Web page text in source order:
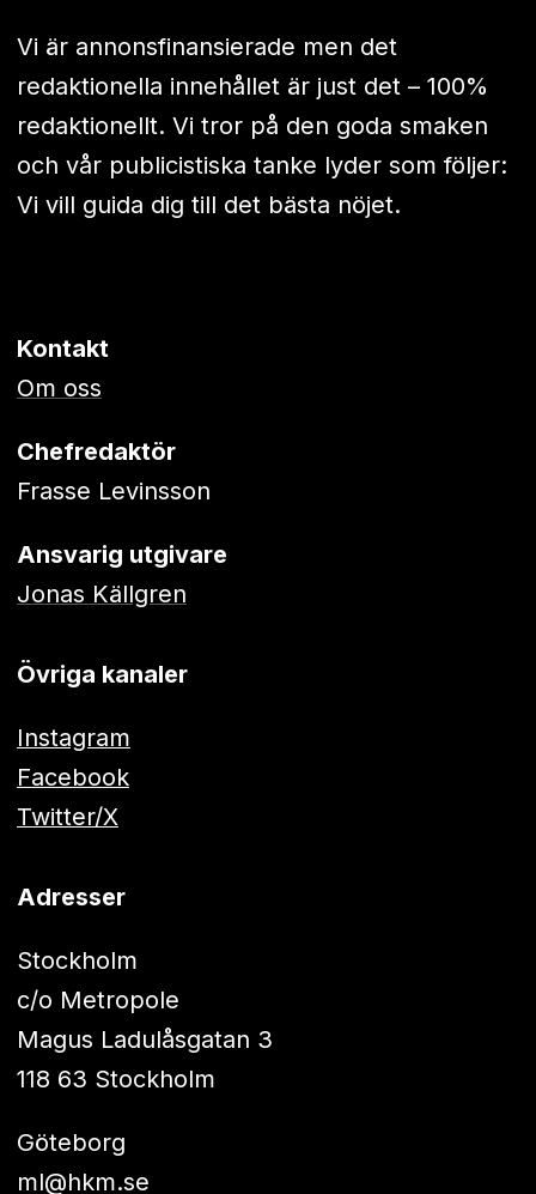
Vi är annonsfinansierade men det
redaktionella innehållet är just det – 100%
redaktionellt. Vi tror på den goda smaken
och vår publicistiska tanke lyder som följer:
Vi vill guida dig till det bästa nöjet.
Kontakt
Om oss
Chefredaktör
Frasse Levinsson
Ansvarig utgivare
Jonas Källgren
Övriga kanaler
Instagram
Facebook
Twitter/X
Adresser
Stockholm
c/o Metropole
Magus Ladulåsgatan 3
118 63 Stockholm
Göteborg
ml@hkm.se